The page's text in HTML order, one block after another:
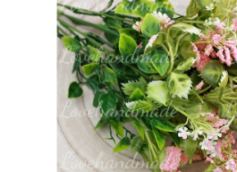
z
5
hviezdičiek.